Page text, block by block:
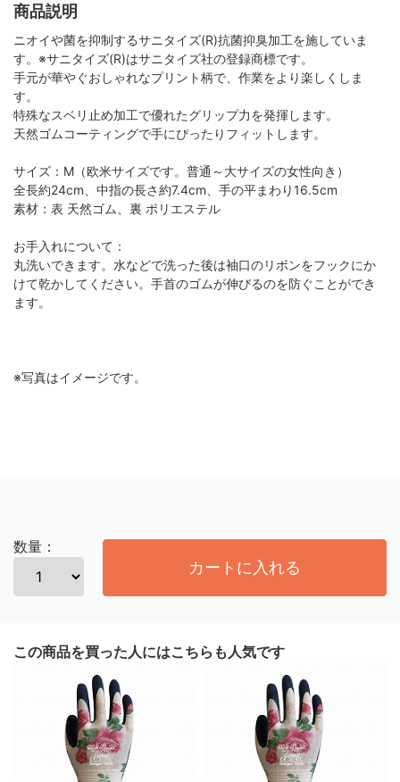
商品説明
ニオイや菌を抑制するサニタイズ(R)抗菌抑臭加工を施していま
す。※サニタイズ(R)はサニタイズ社の登録商標です。
手元が華やぐおしゃれなプリント柄で、作業をより楽しくしま
す。
特殊なスベリ止め加工で優れたグリップ力を発揮します。
天然ゴムコーティングで手にぴったりフィットします。
サイズ：M（欧米サイズです。普通～大サイズの女性向き）
全長約24cm、中指の長さ約7.4cm、手の平まわり16.5cm
素材：表 天然ゴム、裏 ポリエステル
お手入れについて：
丸洗いできます。水などで洗った後は袖口のリボンをフックにか
けて乾かしてください。手首のゴムが伸びるのを防ぐことができ
ます。
※写真はイメージです。
数量：
カートに入れる
この商品を買った人にはこちらも人気です